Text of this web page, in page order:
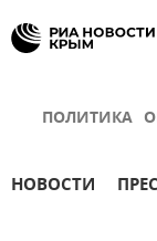
ПОЛИТИКА
НОВОСТИ